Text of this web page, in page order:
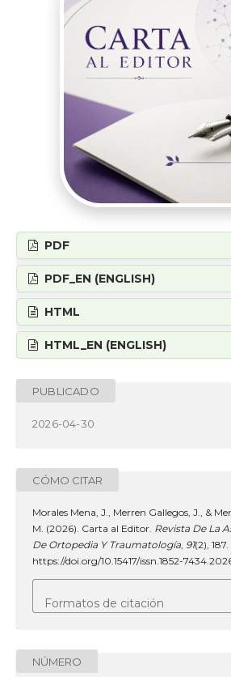
PDF
PDF_EN (ENGLISH)
HTML
HTML_EN (ENGLISH)
PUBLICADO
2026-04-30
CÓMO CITAR
Morales Mena, J., Merren Gallegos, J., &
M. (2026). Carta al Editor. Revista De La
De Ortopedia Y Traumatología 91(2), 187.
https://doi.org/10.15417/issn.1852-
Formatos de citación
NÚMERO